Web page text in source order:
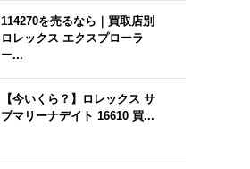
114270を売るなら｜買取店別
ロレックス エクスプローラ
ー...
【今いくら？】ロレックス サ
ブマリーナデイト 16610 買...